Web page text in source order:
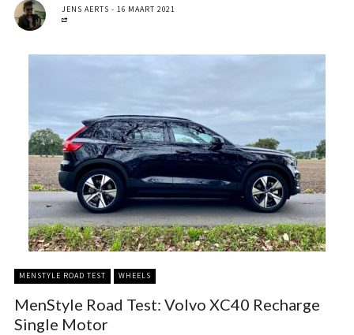
JENS AERTS 16 MAART 2021
MENSTYLE ROAD TEST WHEELS
MenStyle Road Test: Volvo XC40 Recharge
Single Motor